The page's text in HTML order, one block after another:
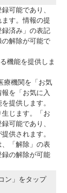
可能であり、
す。情報の提
済み」の表記
解除が可能で
機能を提供しま
療機関を「お気
を「お気に入
提供します。
生じます。「お
可能であり、
供されます。
「解除」の表
の解除が可能
ン」をタップ